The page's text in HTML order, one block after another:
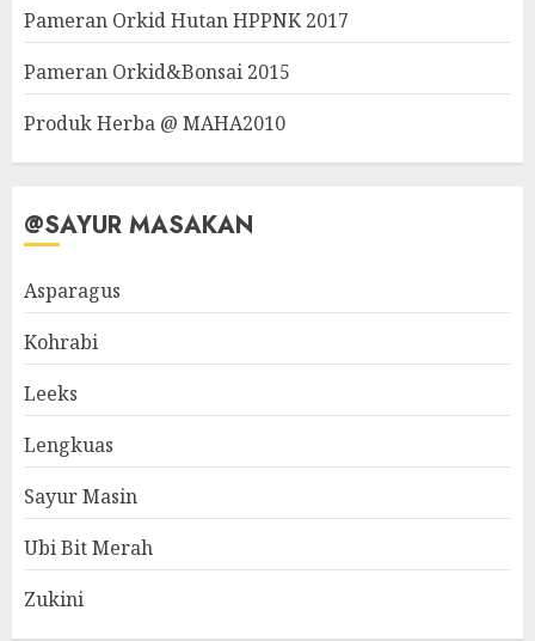
Pameran Orkid Hutan HPPNK 2017
Pameran Orkid&Bonsai 2015
Produk Herba @ MAHA2010
@SAYUR MASAKAN
Asparagus
Kohrabi
Leeks
Lengkuas
Sayur Masin
Ubi Bit Merah
Zukini